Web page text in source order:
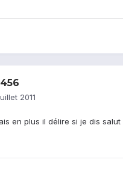
2011
en plus il délire si je dis